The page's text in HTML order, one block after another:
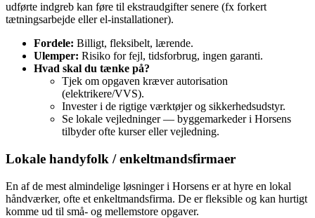
udførte indgreb kan føre til ekstraudgifter senere (fx forkert
tætningsarbejde eller el‑installationer).
Fordele: Billigt, fleksibelt, lærende.
Ulemper: Risiko for fejl, tidsforbrug, ingen garanti.
Hvad skal du tænke på?
Tjek om opgaven kræver autorisation
(elektrikere/VVS).
Invester i de rigtige værktøjer og sikkerhedsudstyr.
Se lokale vejledninger — byggemarkeder i Horsens
tilbyder ofte kurser eller vejledning.
Lokale handyfolk / enkeltmandsfirmaer
En af de mest almindelige løsninger i Horsens er at hyre en lokal
håndværker, ofte et enkeltmandsfirma. De er fleksible og kan hurtigt
komme ud til små‑ og mellemstore opgaver.